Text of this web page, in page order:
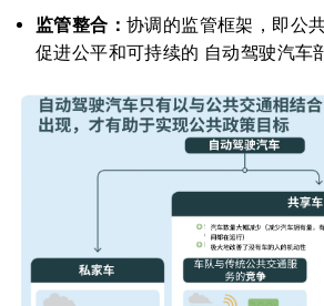
监管整合： 协调的监管框架，即公
促进公平和可持续的 自动驾驶汽车